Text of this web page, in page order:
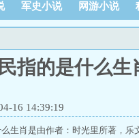
军史小说 网游小说
指的是什么生
16 14:39:19
生肖是由作者：时光里所著，乐